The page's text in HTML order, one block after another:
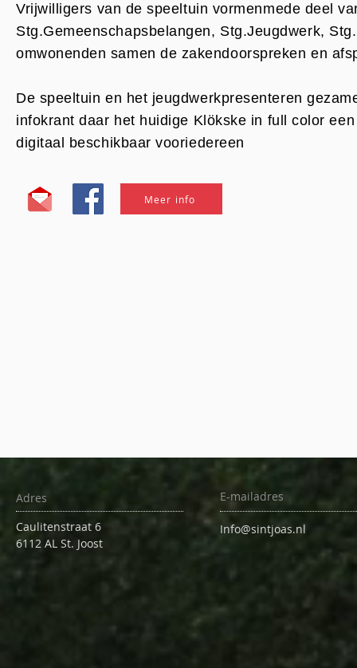
Vrijwilligers van de speeltuin vormenmede deel
Stg.Gemeenschapsbelangen, Stg.Jeugdwerk,
omwonenden samen de zakendoorspreken en
De speeltuin en het jeugdwerkpresenteren
infokrant daar het huidige Klökske in full color
digitaal beschikbaar vooriedereen
Meer info
Adres
Caulitenstraat 6
6112 AL St. Joost
E-mailadres
Info@sintjoas.nl